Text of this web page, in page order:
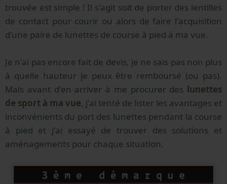
trouvée est simple ! Il s'agit soit de porter des lentilles
de contact pour courir ou alors de faire l'acquisition
d'une paire de lunettes de course à pied à ma vue.
Je n'ai pas encore fait de devis, je ne sais pas non plus
à quelle hauteur je peux être remboursé (ou pas).
Mais avant d'en arriver à me procurer des lunettes
de sport à ma vue, j'ai tenté de lister les avantages et
inconvénients du port des lunettes pendant la course
à pied et j'ai essayé de trouver des solutions et
aménagements pour chaque situation.